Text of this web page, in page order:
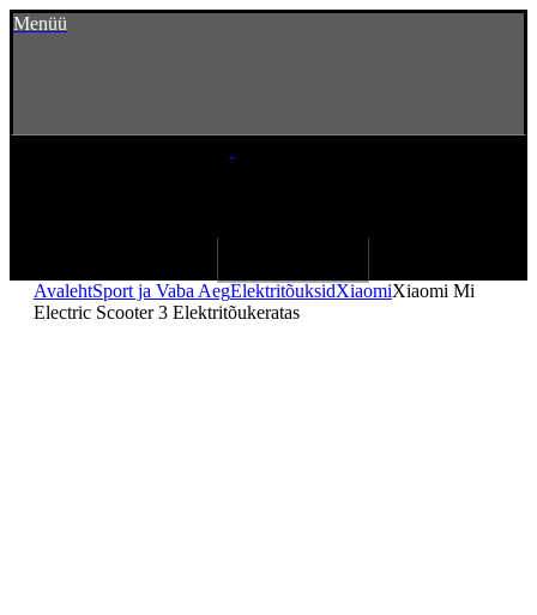
Menüü
AvalehtSport ja Vaba AegElektritõuksidXiaomiXiaomi Mi
Electric Scooter 3 Elektritõukeratas